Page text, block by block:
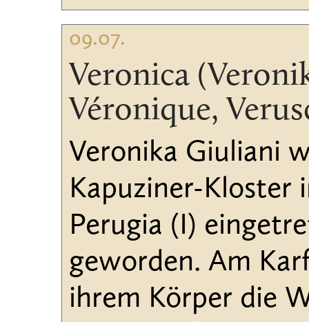
09.07.
Veronica
Véronique,
Veronika Giuliani
Kapuziner-Kloster
Perugia (I)
geworden. Am
ihrem Körper die